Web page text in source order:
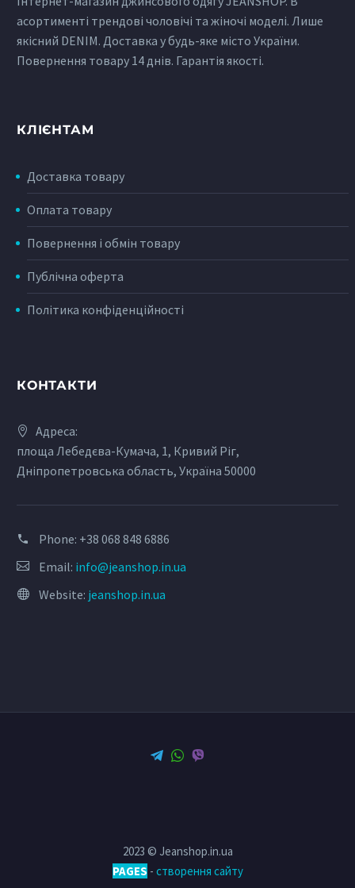
ІСТОРІЯ ДЖИНСОВИХ БРЕНДІВ:
MONTANA
Джинси Монтана, як і інший модний одяг від бренду Montana,
сміливо може бути охарактеризована добре знайомим
виразом — «німецька якість»….
ІСТОРІЯ ДЖИНСОВИХ БРЕНДІВ: LEVI’S
Мода 60-70х років запам’яталася нам повальним захопленням
блакитними джинсами. Найпопулярнішими на теренах СРСР
були модні джинси Levi’s. Заснована в 1853…
асортименті трендові чоловічі та жіночі моделі. Лише
якісний DENIM. Доставка у будь-яке місто України.
Повернення товару 14 днів. Гарантія якості.
КЛІЄНТАМ
Доставка товару
Оплата товару
Повернення і обмін товару
Публічна оферта
Політика конфіденційності
КОНТАКТИ
Адреса:
площа Лебедєва-Кумача, 1, Кривий Ріг,
Дніпропетровська область, Україна 50000
Phone: +38 068 848 6886
Email: info@jeanshop.in.ua
Website: jeanshop.in.ua
2023 © Jeanshop.in.ua
PAGES - створення сайту